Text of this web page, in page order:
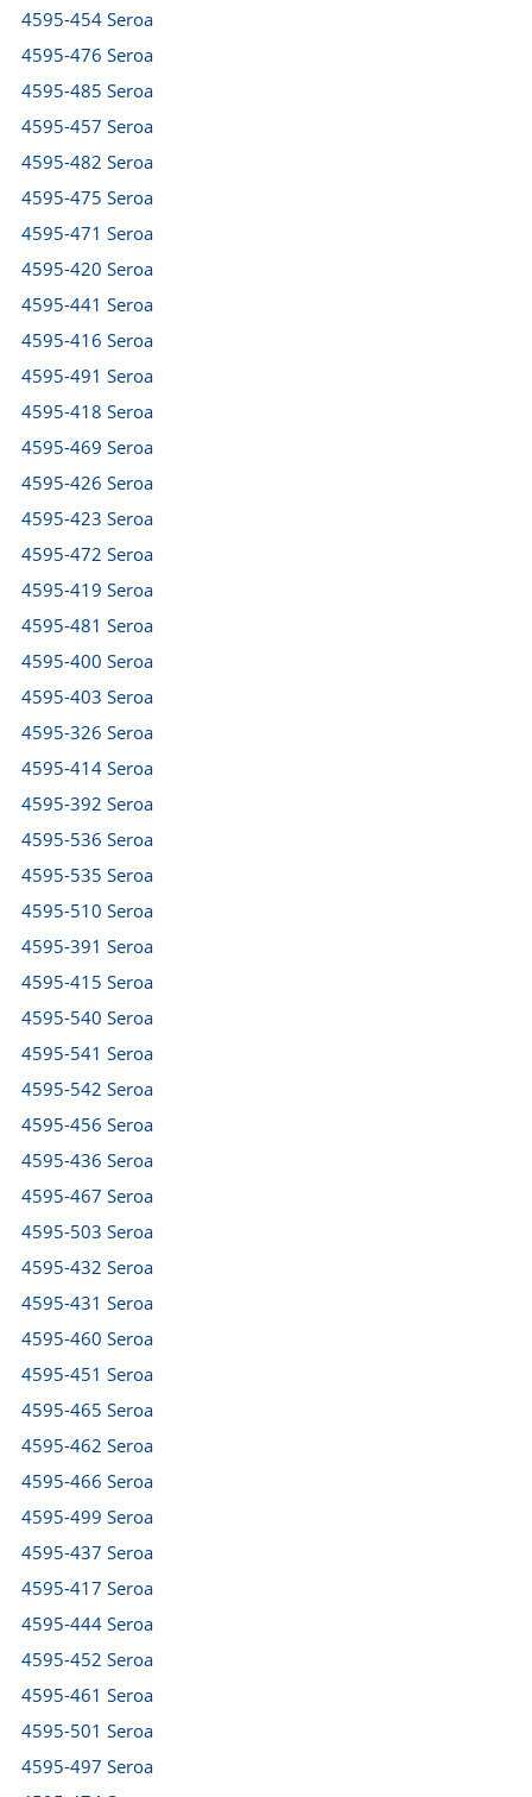
4595-454 Seroa
4595-476 Seroa
4595-485 Seroa
4595-457 Seroa
4595-482 Seroa
4595-475 Seroa
4595-471 Seroa
4595-420 Seroa
4595-441 Seroa
4595-416 Seroa
4595-491 Seroa
4595-418 Seroa
4595-469 Seroa
4595-426 Seroa
4595-423 Seroa
4595-472 Seroa
4595-419 Seroa
4595-481 Seroa
4595-400 Seroa
4595-403 Seroa
4595-326 Seroa
4595-414 Seroa
4595-392 Seroa
4595-536 Seroa
4595-535 Seroa
4595-510 Seroa
4595-391 Seroa
4595-415 Seroa
4595-540 Seroa
4595-541 Seroa
4595-542 Seroa
4595-456 Seroa
4595-436 Seroa
4595-467 Seroa
4595-503 Seroa
4595-432 Seroa
4595-431 Seroa
4595-460 Seroa
4595-451 Seroa
4595-465 Seroa
4595-462 Seroa
4595-466 Seroa
4595-499 Seroa
4595-437 Seroa
4595-417 Seroa
4595-444 Seroa
4595-452 Seroa
4595-461 Seroa
4595-501 Seroa
4595-497 Seroa